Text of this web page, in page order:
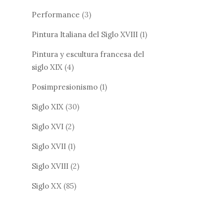
Performance (3)
Pintura Italiana del Siglo XVIII (1)
Pintura y escultura francesa del
siglo XIX (4)
Posimpresionismo (1)
Siglo XIX (30)
Siglo XVI (2)
Siglo XVII (1)
Siglo XVIII (2)
Siglo XX (85)